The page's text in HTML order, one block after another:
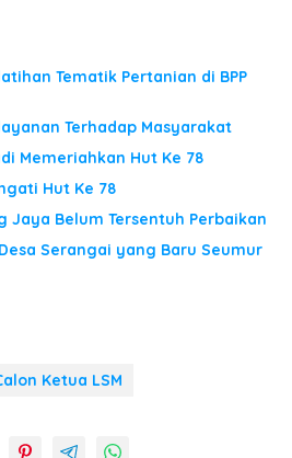
Tematik Pertanian di BPP
Terhadap Masyarakat
Memeriahkan Hut Ke 78
Hut Ke 78
Jaya Belum Tersentuh Perbaikan
Serangai yang Baru Seumur
Ketua LSM